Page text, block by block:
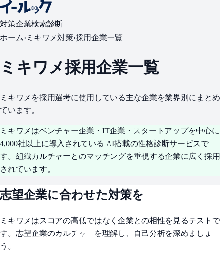
対策企業検索診断
ホーム› ミキワメ対策›採用企業一覧
ミキワメ採用企業一覧
ミキワメを採用選考に使用している主な企業を業界別にまとめ
ています。
ミキワメはベンチャー企業・IT企業・スタートアップを中心に
4,000社以上に導入されている AI搭載の性格診断サービスで
す。組織カルチャーとのマッチングを重視する企業に広く採用
されています。
志望企業に合わせた対策を
ミキワメはスコアの高低ではなく企業との相性を見るテストで
す。志望企業のカルチャーを理解し、自己分析を深めましょ
う。